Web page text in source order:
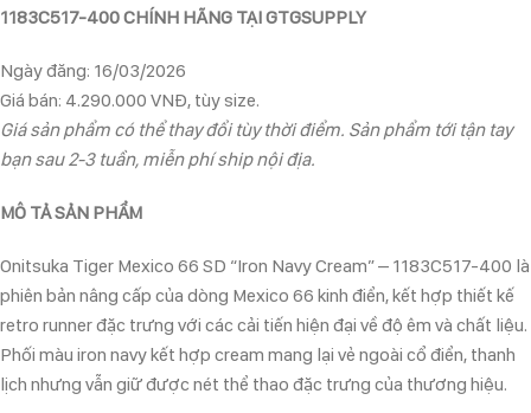
1183C517-400 CHÍNH HÃNG TẠI GTGSUPPLY
Ngày đăng: 16/03/2026
Giá bán: 4.290.000 VNĐ, tùy size.
Giá sản phẩm có thể thay đổi tùy thời điểm. Sản phẩm tới tận tay
bạn sau 2-3 tuần, miễn phí ship nội địa.
MÔ TẢ SẢN PHẨM
Onitsuka Tiger Mexico 66 SD “Iron Navy Cream” – 1183C517-400 là
phiên bản nâng cấp của dòng Mexico 66 kinh điển, kết hợp thiết kế
retro runner đặc trưng với các cải tiến hiện đại về độ êm và chất liệu.
Phối màu iron navy kết hợp cream mang lại vẻ ngoài cổ điển, thanh
lịch nhưng vẫn giữ được nét thể thao đặc trưng của thương hiệu.